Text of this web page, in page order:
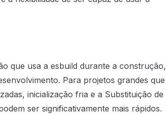
que usa a esbuild durante a construção,
Para projetos grandes que
inicialização fria e a Substituição de
ser significativamente mais rápidos.